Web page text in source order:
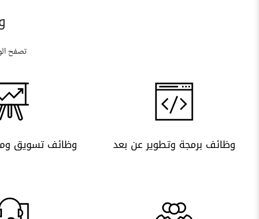
تصفح
وظائف برمجة وتطوير عن بعد وظائف تسويق